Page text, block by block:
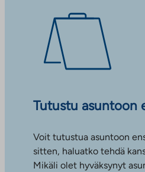
Tutustu asuntoon
Voit tutustua asuntoon
sitten, haluatko tehdä
Mikäli olet hyväksynyt